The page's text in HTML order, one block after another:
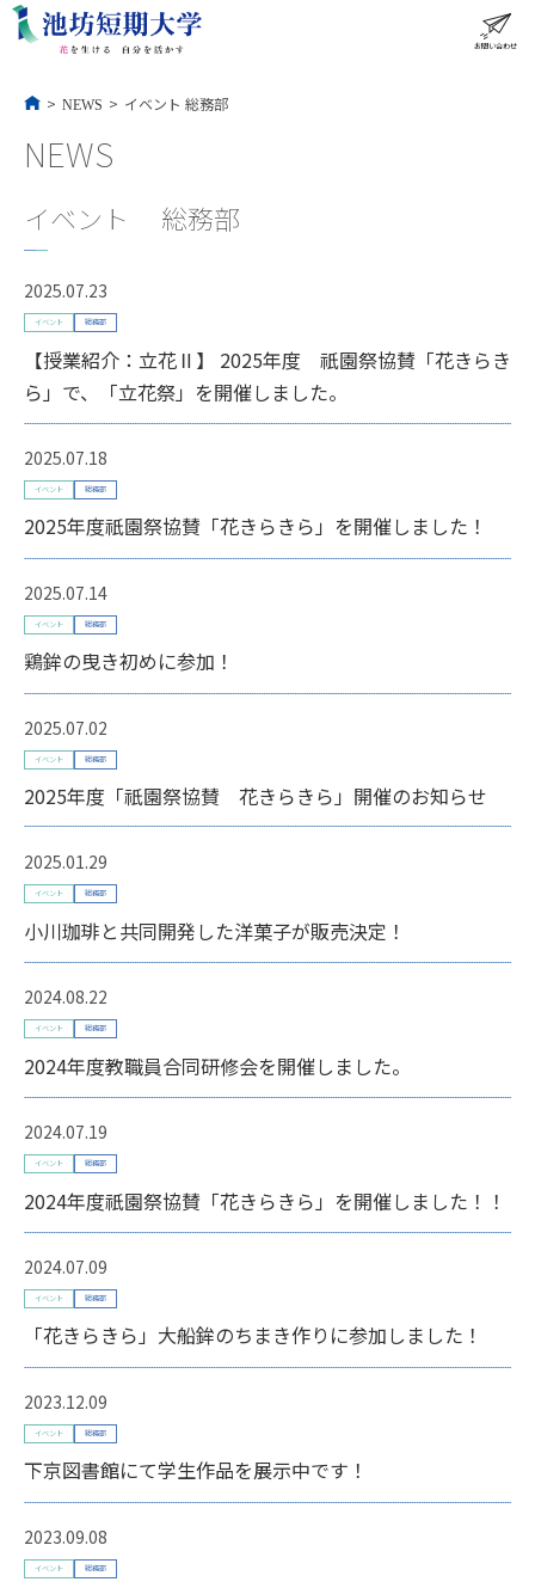
お問い合わせ
> NEWS > イベント 総務部
NEWS
イベント 総務部
2025.07.23
イベント 総務部
【授業紹介：立花Ⅱ】 2025年度 祇園祭協賛「花きらき
ら」で、「立花祭」を開催しました。
2025.07.18
イベント 総務部
2025年度祇園祭協賛「花きらきら」を開催しました！
2025.07.14
イベント 総務部
鶏鉾の曳き初めに参加！
2025.07.02
イベント 総務部
2025年度「祇園祭協賛 花きらきら」開催のお知らせ
2025.01.29
イベント 総務部
小川珈琲と共同開発した洋菓子が販売決定！
2024.08.22
イベント 総務部
2024年度教職員合同研修会を開催しました。
2024.07.19
イベント 総務部
2024年度祇園祭協賛「花きらきら」を開催しました！！
2024.07.09
イベント 総務部
「花きらきら」大船鉾のちまき作りに参加しました！
2023.12.09
イベント 総務部
下京図書館にて学生作品を展示中です！
2023.09.08
イベント 総務部